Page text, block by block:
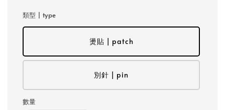
類型 | type
燙貼 | patch
別針 | pin
數量